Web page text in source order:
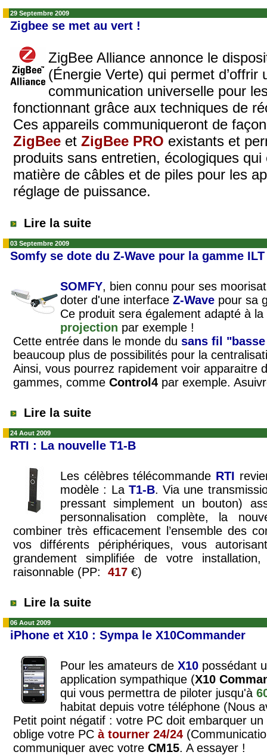
29 Septembre 2009
Zigbee se met au vert !
ZigBee Alliance annonce le
(Énergie Verte) qui permet d’offrir
communication universelle pour
fonctionnant grâce aux techniques de
Ces appareils communiqueront de
ZigBee et ZigBee PRO existants et
produits sans entretien, écologiques qui
matière de câbles et de piles pour les
réglage de puissance.
Lire la suite
03 Septembre 2009
Somfy se dote du Z-Wave pour la gamme ILT
SOMFY, bien connu pour ses
doter d'une interface Z-Wave pour sa
Ce produit sera également adapté à
projection par exemple !
Cette entrée dans le monde du sans fil
beaucoup plus de possibilités pour la
Ainsi, vous pourrez rapidement voir apparaitre
gammes, comme Control4 par exemple.
Lire la suite
24 Aout 2009
RTI : La nouvelle T1-B
Les célèbres télécommande RTI
modèle : La T1-B. Via une
pressant simplement un bouton)
personnalisation complète, la
combiner très efficacement l’ensemble des
vos différents périphériques, vous
grandement simplifiée de votre
raisonnable (PP: 417 €)
Lire la suite
06 Aout 2009
iPhone et X10 : Sympa le X10Commander
Pour les amateurs de X10 possédant
application sympathique (X10
qui vous permettra de piloter jusqu'à
habitat depuis votre téléphone (Nous
Petit point négatif : votre PC doit embarquer un
oblige votre PC à tourner 24/24
communiquer avec votre CM15. A essayer !